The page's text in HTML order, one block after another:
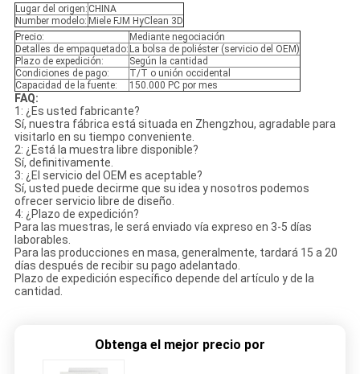
Lugar del origen: CHINA
Number modelo: Miele FJM HyClean 3D
Precio:
Mediante negociación
Detalles de empaquetado: La bolsa de poliéster (servicio del OEM)
Plazo de expedición:
Según la cantidad
Condiciones de pago:
T/T o unión occidental
Capacidad de la fuente:
150.000 PC por mes
FAQ:
1: ¿Es usted fabricante?
Sí, nuestra fábrica está situada en Zhengzhou, agradable para
visitarlo en su tiempo conveniente.
2: ¿Está la muestra libre disponible?
Sí, definitivamente.
3: ¿El servicio del OEM es aceptable?
Sí, usted puede decirme que su idea y nosotros podemos
ofrecer servicio libre de diseño.
4: ¿Plazo de expedición?
Para las muestras, le será enviado vía expreso en 3-5 días
laborables.
Para las producciones en masa, generalmente, tardará 15 a 20
días después de recibir su pago adelantado.
Plazo de expedición específico depende del artículo y de la
cantidad.
Obtenga el mejor precio por